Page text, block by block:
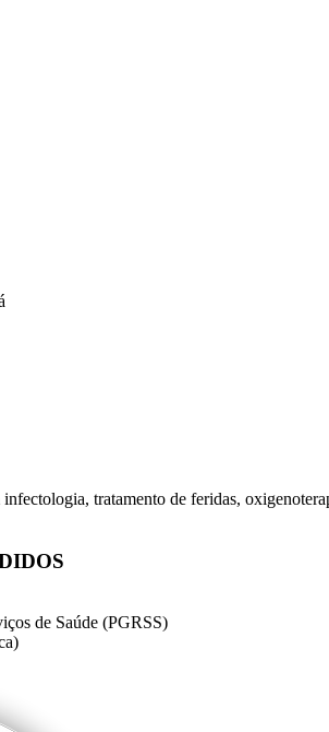
tratamento de feridas,
de Saúde (PGRSS)